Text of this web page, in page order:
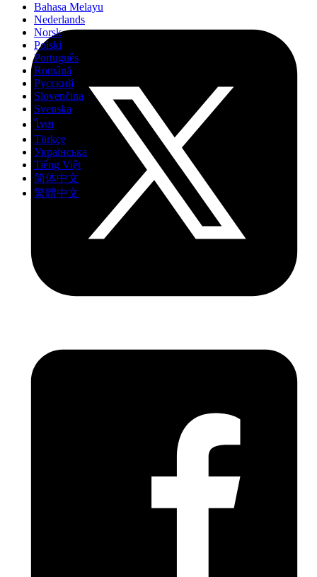
Bahasa Melayu
Nederlands
Norsk
Polski
Português
Română
Русский
Slovenčina
Svenska
ไทย
Türkçe
Українська
Tiếng Việt
简体中文
繁體中文